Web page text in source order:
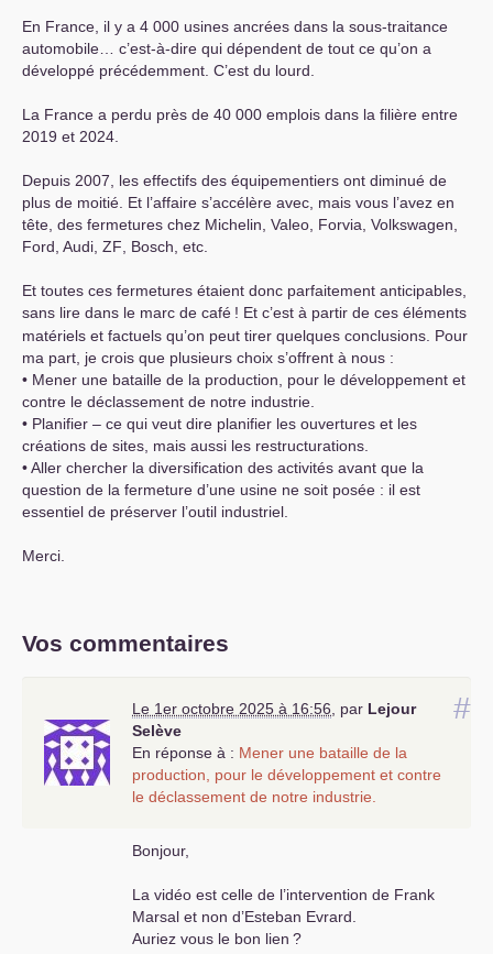
En France, il y a 4 000 usines ancrées dans la sous-traitance
automobile… c’est-à-dire qui dépendent de tout ce qu’on a
développé précédemment. C’est du lourd.
La France a perdu près de 40 000 emplois dans la filière entre
2019 et 2024.
Depuis 2007, les effectifs des équipementiers ont diminué de
plus de moitié. Et l’affaire s’accélère avec, mais vous l’avez en
tête, des fermetures chez Michelin, Valeo, Forvia, Volkswagen,
Ford, Audi, ZF , Bosch, etc.
Et toutes ces fermetures étaient donc parfaitement anticipables,
sans lire dans le marc de café ! Et c’est à partir de ces éléments
matériels et factuels qu’on peut tirer quelques conclusions. Pour
ma part, je crois que plusieurs choix s’offrent à nous :
• Mener une bataille de la production, pour le développement et
contre le déclassement de notre industrie.
• Planifier – ce qui veut dire planifier les ouvertures et les
créations de sites, mais aussi les restructurations.
• Aller chercher la diversification des activités avant que la
question de la fermeture d’une usine ne soit posée : il est
essentiel de préserver l’outil industriel.
Merci.
Vos commentaires
#
Le 1er octobre 2025 à 16:56 par Lejour
Selève
En réponse à : Mener une bataille de la
production, pour le développement et contre
le déclassement de notre industrie.
Bonjour,
La vidéo est celle de l’intervention de Frank
Marsal et non d’Esteban Evrard.
Auriez vous le bon lien ?